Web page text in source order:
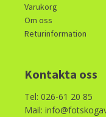
Varukorg
Om oss
Returinformation
Kontakta oss
Tel: 026-61 20 85
Mail: